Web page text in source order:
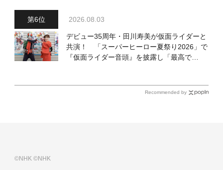
2026.08.03
デビュー35周年・田川寿美が仮面ライダーと
共演！ 「スーパーヒーロー夏祭り2026」で
『仮面ライダー音頭』を披露し「最高で
Recommended by
©NHK©NHK